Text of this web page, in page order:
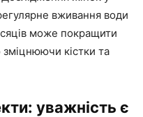
вживання води
може покращити
кістки та
уважність є